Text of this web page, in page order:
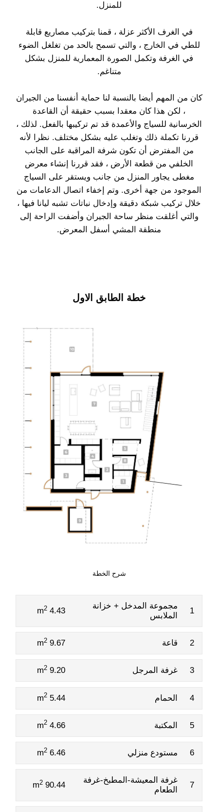
للمنزل.
في الغرف الأكثر عزلة ، قمنا بتركيب مصاريع قابلة
للطي في الخارج ، والتي تسمح بالحد من تغلغل الضوء
في الغرفة وتكمل الصورة المعمارية للمنزل بشكل
متناغم.
كان من المهم أيضا بالنسبة لنا حماية أنفسنا من الجيران
، لكن هذا كان معقدا بسبب حقيقة أن القاعدة
الخرسانية للسياج والأعمدة قد تم تركيبها بالفعل. لذلك ،
قررنا تكملة ذلك وتغلب عليه بشكل مختلف. نظرا لأنه
من المفترض أن تكون شرفة المراقبة على الجانب
الخلفي من قطعة الأرض ، فقد قررنا إنشاء معرض
مغطى يجاور المنزل من جانب ويستقر على السياج
الموجود من جهة أخرى. وتم إخفاء اتصال الدعامات من
خلال تركيب شبكة دقيقة وإدخال نباتات تشبه ليانا فيها ،
والتي أغلقت منظر ساحة الجيران وأضفت الراحة إلى
منطقة المشي أسفل المعرض.
خطة الطابق الاول
شرح الخطة
1
مجموعة المدخل + خزانة
الملابس
4.43 m
2
2 قاعة 9.67 m
2
3 غرفة المرجل 9.20 m
2
4 الحمام 5.44 m
2
5 المكتبة 4.66 m
2
6 مستودع منزلي 6.46 m
2
7
غرفة المعيشة-المطبخ-غرفة
الطعام
90.44 m
2